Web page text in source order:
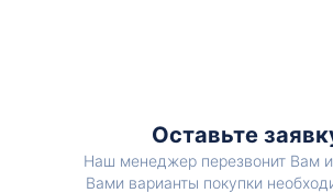
Оставьте
Наш менеджер перезвонит Вам и
Вами варианты покупки